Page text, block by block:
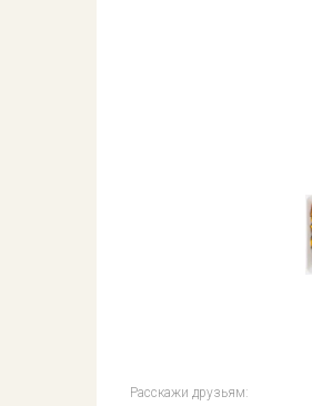
Расскажи друзьям: